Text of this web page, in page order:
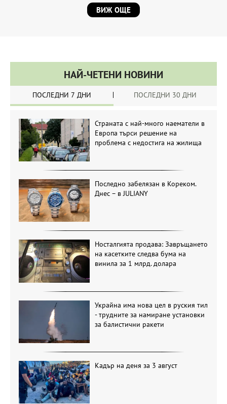
ВИЖ ОЩЕ
НАЙ-ЧЕТЕНИ НОВИНИ
ПОСЛЕДНИ 7 ДНИ ПОСЛЕДНИ 30 ДНИ
Страната с най-много наематели в
Европа търси решение на
проблема с недостига на жилища
Последно забелязан в Кореком.
Днес – в JULIANY
Носталгията продава: Завръщането
на касетките следва бума на
винила за 1 млрд. долара
Украйна има нова цел в руския тил
- трудните за намиране установки
за балистични ракети
Кадър на деня за 3 август